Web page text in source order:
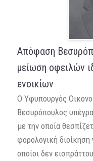
Απόφαση
μείωση οφειλών
ενοικίων
Ο Υφυπουργός
Βεσυρόπουλος
με την οποία
φορολογική διοίκηση
οποίοι δεν